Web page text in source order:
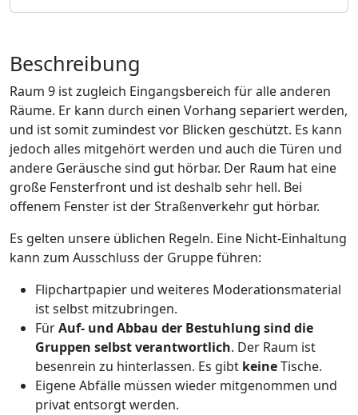
Beschreibung
Raum 9 ist zugleich Eingangsbereich für alle anderen
Räume. Er kann durch einen Vorhang separiert werden,
und ist somit zumindest vor Blicken geschützt. Es kann
jedoch alles mitgehört werden und auch die Türen und
andere Geräusche sind gut hörbar. Der Raum hat eine
große Fensterfront und ist deshalb sehr hell. Bei
offenem Fenster ist der Straßenverkehr gut hörbar.
Es gelten unsere üblichen Regeln. Eine Nicht-Einhaltung
kann zum Ausschluss der Gruppe führen:
Flipchartpapier und weiteres Moderationsmaterial
ist selbst mitzubringen.
FürAuf- und Abbau der Bestuhlung sind die
Gruppen selbst verantwortlich. Der Raum ist
besenrein zu hinterlassen. Es gibt keineTische.
Eigene Abfälle müssen wieder mitgenommen und
privat entsorgt werden.